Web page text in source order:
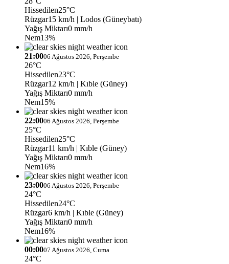
Hissedilen25°C
Rüzgar15 km/h | Lodos (Güneybatı)
Yağış Miktarı0 mm/h
Nem13%
21:0006 Ağustos 2026, Perşembe
26°C
Hissedilen23°C
Rüzgar12 km/h | Kıble (Güney)
Yağış Miktarı0 mm/h
Nem15%
22:0006 Ağustos 2026, Perşembe
25°C
Hissedilen25°C
Rüzgar11 km/h | Kıble (Güney)
Yağış Miktarı0 mm/h
Nem16%
23:0006 Ağustos 2026, Perşembe
24°C
Hissedilen24°C
Rüzgar6 km/h | Kıble (Güney)
Yağış Miktarı0 mm/h
Nem16%
00:0007 Ağustos 2026, Cuma
24°C